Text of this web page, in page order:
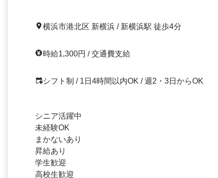
横浜市港北区 新横浜 / 新横浜駅 徒歩4分
時給1,300円 / 交通費支給
シフト制 / 1日4時間以内OK / 週2・3日からOK
シニア活躍中
未経験OK
まかないあり
昇給あり
学生歓迎
高校生歓迎